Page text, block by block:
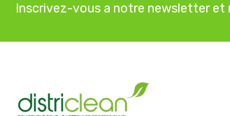
Inscrivez-vous a notre newsletter et